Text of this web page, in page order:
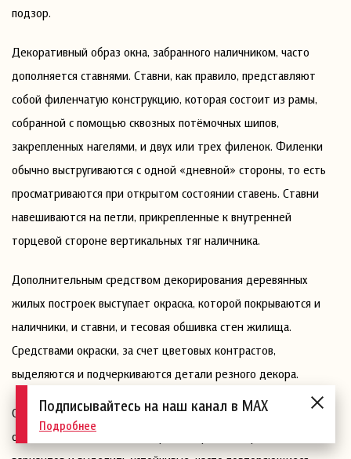
подзор.
Декоративный образ окна, забранного наличником, часто
дополняется ставнями. Ставни, как правило, представляют
собой филенчатую конструкцию, которая состоит из рамы,
собранной с помощью сквозных потёмочных шипов,
закрепленных нагелями, и двух или трех филенок. Филенки
обычно выстругиваются с одной «дневной» стороны, то есть
просматриваются при открытом состоянии ставень. Ставни
навешиваются на петли, прикрепленные к внутренней
торцевой стороне вертикальных тяг наличника.
Дополнительным средством декорирования деревянных
жилых построек выступает окраска, которой покрываются и
наличники, и ставни, и тесовая обшивка стен жилища.
Средствами окраски, за счет цветовых контрастов,
выделяются и подчеркиваются детали резного декора.
Описание форм тверских резных наличников позволяет
обозначить типологическое разнообразие встречающихся
Подписывайтесь на наш канал в MAX
Подробнее